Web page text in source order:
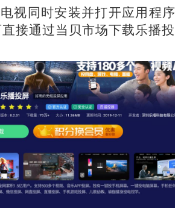
视同时安装并打开应用
接通过当贝市场下载乐播